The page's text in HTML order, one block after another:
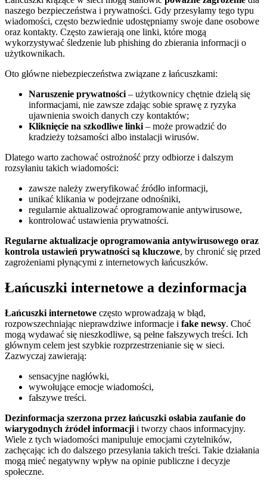
naszego bezpieczeństwa i prywatności. Gdy przesyłamy tego typu
wiadomości, często bezwiednie udostępniamy swoje dane osobowe
oraz kontakty. Często zawierają one linki, które mogą
wykorzystywać śledzenie lub phishing do zbierania informacji o
użytkownikach.
Oto główne niebezpieczeństwa związane z łańcuszkami:
Naruszenie prywatności – użytkownicy chętnie dzielą się
informacjami, nie zawsze zdając sobie sprawę z ryzyka
ujawnienia swoich danych czy kontaktów;
Kliknięcie na szkodliwe linki – może prowadzić do
kradzieży tożsamości albo instalacji wirusów.
Dlatego warto zachować ostrożność przy odbiorze i dalszym
rozsyłaniu takich wiadomości:
zawsze należy zweryfikować źródło informacji,
unikać klikania w podejrzane odnośniki,
regularnie aktualizować oprogramowanie antywirusowe,
kontrolować ustawienia prywatności.
Regularne aktualizacje oprogramowania antywirusowego oraz
kontrola ustawień prywatności są kluczowe, by chronić się przed
zagrożeniami płynącymi z internetowych łańcuszków.
Łańcuszki internetowe a dezinformacja
Łańcuszki internetowe często wprowadzają w błąd,
rozpowszechniając nieprawdziwe informacje i fake newsy. Choć
mogą wydawać się nieszkodliwe, są pełne fałszywych treści. Ich
głównym celem jest szybkie rozprzestrzenianie się w sieci.
Zazwyczaj zawierają:
sensacyjne nagłówki,
wywołujące emocje wiadomości,
fałszywe treści.
Dezinformacja szerzona przez łańcuszki osłabia zaufanie do
wiarygodnych źródeł informacji i tworzy chaos informacyjny.
Wiele z tych wiadomości manipuluje emocjami czytelników,
zachęcając ich do dalszego przesyłania takich treści. Takie działania
mogą mieć negatywny wpływ na opinie publiczne i decyzje
społeczne.